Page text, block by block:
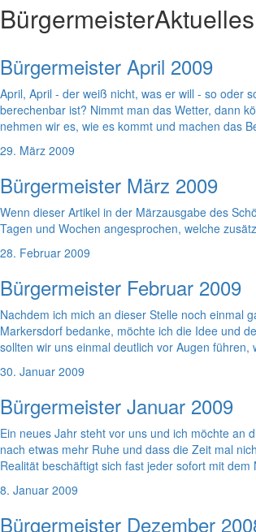
Bürgermeister
Bürgermeister April 2009
April, April - der weiß nicht, was er will - so oder
berechenbar ist? Nimmt man das Wetter, dann
nehmen wir es, wie es kommt und machen das
29. März 2009
Bürgermeister März 2009
Wenn dieser Artikel in der Märzausgabe des
Tagen und Wochen angesprochen, welche
28. Februar 2009
Bürgermeister Februar 2009
Nachdem ich mich an dieser Stelle noch einmal
Markersdorf bedanke, möchte ich die Idee und
sollten wir uns einmal deutlich vor Augen
30. Januar 2009
Bürgermeister Januar 2009
Ein neues Jahr steht vor uns und ich möchte an
nach etwas mehr Ruhe und dass die Zeit mal
Realität beschäftigt sich fast jeder sofort mit dem
8. Januar 2009
Bürgermeister Dezember